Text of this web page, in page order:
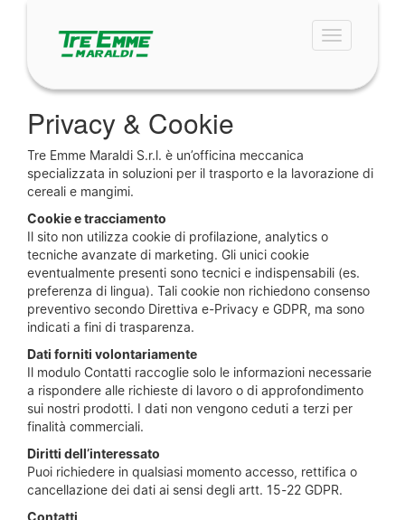
Toggle
navigation
Privacy & Cookie
Tre Emme Maraldi S.r.l. è un’officina meccanica
specializzata in soluzioni per il trasporto e la lavorazione di
cereali e mangimi.
Cookie e tracciamento
Il sito non utilizza cookie di profilazione, analytics o
tecniche avanzate di marketing. Gli unici cookie
eventualmente presenti sono tecnici e indispensabili (es.
preferenza di lingua). Tali cookie non richiedono consenso
preventivo secondo Direttiva e-Privacy e GDPR, ma sono
indicati a fini di trasparenza.
Dati forniti volontariamente
Il modulo Contatti raccoglie solo le informazioni necessarie
a rispondere alle richieste di lavoro o di approfondimento
sui nostri prodotti. I dati non vengono ceduti a terzi per
finalità commerciali.
Diritti dell’interessato
Puoi richiedere in qualsiasi momento accesso, rettifica o
cancellazione dei dati ai sensi degli artt. 15-22 GDPR.
Contatti